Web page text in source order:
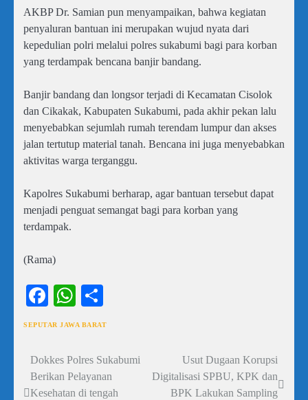
AKBP Dr. Samian pun menyampaikan, bahwa kegiatan
penyaluran bantuan ini merupakan wujud nyata dari
kepedulian polri melalui polres sukabumi bagi para korban
yang terdampak bencana banjir bandang.
Banjir bandang dan longsor terjadi di Kecamatan Cisolok
dan Cikakak, Kabupaten Sukabumi, pada akhir pekan lalu
menyebabkan sejumlah rumah terendam lumpur dan akses
jalan tertutup material tanah. Bencana ini juga menyebabkan
aktivitas warga terganggu.
Kapolres Sukabumi berharap, agar bantuan tersebut dapat
menjadi penguat semangat bagi para korban yang
terdampak.
(Rama)
Facebook
WhatsApp
SEPUTAR JAWA BARAT
Navigasi
pos
Dokkes Polres Sukabumi
Berikan Pelayanan
Kesehatan di tengah
Usut Dugaan Korupsi
Digitalisasi SPBU, KPK dan
BPK Lakukan Sampling